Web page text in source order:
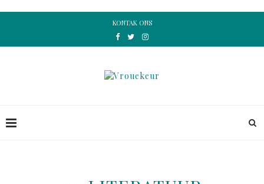
KONTAK ONS